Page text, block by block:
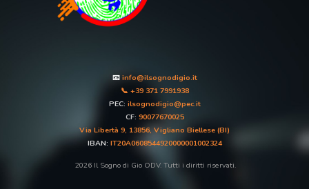
📧 info@ilsognodigio.it
📞 +39 371 7991938
PEC: ilsognodigio@pec.it
CF: 90077670025
Via Libertà 9, 13856, Vigliano Biellese (BI)
IBAN: IT20A0608544920000001002324
2026 Il Sogno di Gio ODV. Tutti i diritti riservati.